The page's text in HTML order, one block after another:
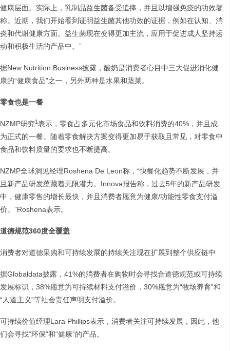
健康层面。实际上，乳制品益生菌备受追捧，并且以增强免疫的功效著
称。近期，我们开始看到证明益生菌其他功效的证据，例如在认知、消
炎和代谢健康方面。益生菌现在变得更加主流，应用于促进成人坚持运
动和积极生活的产品中。”
据New Nutrition Business披露，酸奶是消费者心目中三大促进消化健
康的“健康食品”之一，另外两种是水果和蔬菜。
零食也是一餐
NZMP研究1表示，零食占多元化市场食品和饮料消费的40%，并且成
为正式的一餐。随着零食解决方案变得更加易于获取且常见，对零食中
食品和饮料质量的要求也不断提高。
NZMP全球洞见经理Roshena De Leon称，“快餐化趋势不断发展，并
且新产品研发蕴藏着无限潜力。Innova报告称，过去5年的新产品研发
中，健康零售的增长最快，并且消费者愿意为健康/功能性零食支付溢
价。”Roshena表示。
道德规范360度全覆盖
消费者对道德采购和可持续发展的持续关注现在扩展到整个供应链中
据Globaldata披露，41%的消费者在购物时会寻找合道德规范或可持续
发展标识，38%愿意为可持续材料支付溢价，30%愿意为“牧场养育”和
“人道主义”等社会责任声明支付溢价。
可持续价值经理Lara Phillips表示，消费者关注可持续发展，因此，他
们会寻找“环保”和“健康”的产品。